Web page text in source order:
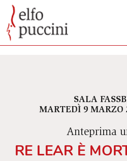
SALA
MARTEDÌ 9 MARZO
Anteprima
RE LEAR È